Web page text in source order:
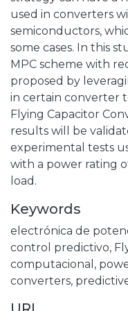
used in converters
semiconductors,
some cases. In this
MPC scheme with
proposed by
in certain converter
Flying Capacitor
results will be
experimental tests
with a power rating
load.
Keywords
electrónica de
control predictivo,
computacional ,
converters,